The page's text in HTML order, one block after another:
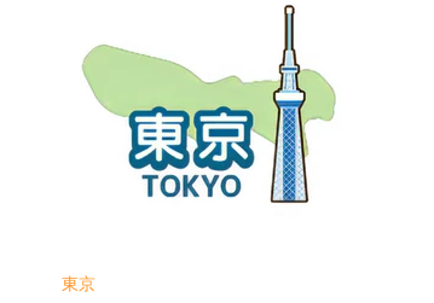
者等向け備品等の購入費 (2)所有してい
る備品等を障害者等向けに改造する費用
(3)施設整備費 ＜補助金額・補助率＞ 上
限額：最大500万円（4/5） ＜応募期間
＞ 令和8年4月1日(水)～令和8年12月25
日(金)必着 ※予算に達し次第、受付終了
WIN!への補助金相談はこちら 補助金の
東京